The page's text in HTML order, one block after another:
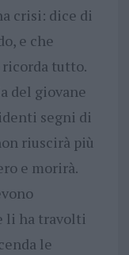
crisi: dice di
e che
ricorda tutto.
del giovane
segni di
riuscirà più
e morirà.
li ha travolti
le